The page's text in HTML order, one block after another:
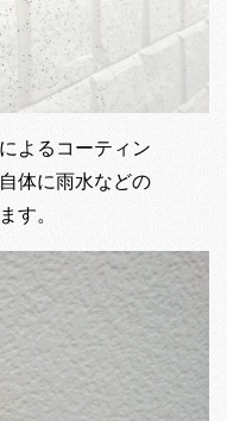
よるコーティン
体に雨水などの
す。